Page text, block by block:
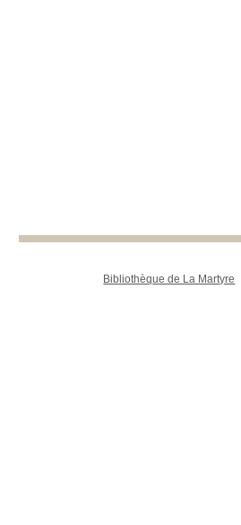
Bibliothèque de La Martyre